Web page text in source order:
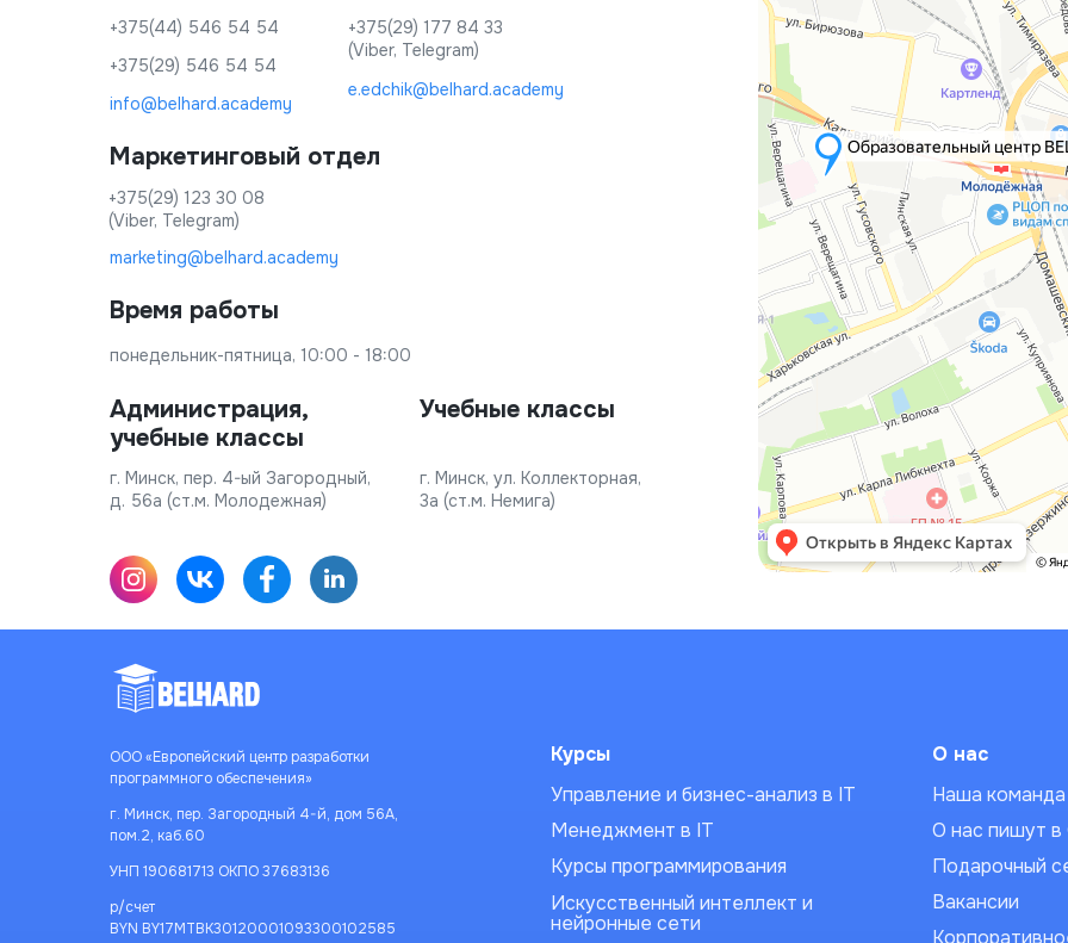
+375(44) 546 54 54
понедельник-пятница, 10:00 - 18:00
Время работы
Учебные классы
г. Минск, ул. Коллекторная,
3а (ст.м. Немига)
Администрация,
учебные классы
г. Минск, пер. 4-ый Загородный,
д. 56а (ст.м. Молодежная)
+375(29) 546 54 54
info@belhard.academy
e.edchik@belhard.academy
marketing@belhard.academy
+375(29) 177 84 33
(Viber, Telegram)
+375(29) 123 30 08
(Viber, Telegram)
Маркетинговый отдел
г. Минск, пер. Загородный 4-й, дом 56А,
пом.2, каб.60
р/счет
BYN BY17MTBK30120001093300102585
УНП 190681713 ОКПО 37683136
ООО «Европейский центр разработки
программного обеспечения»
О нас
Курсы
Наша команда
Вакансии
Подарочный
О нас пишут
Управление и бизнес-анализ в IT
Искусственный интеллект и
нейронные сети
Курсы программирования
Менеджмент в IT